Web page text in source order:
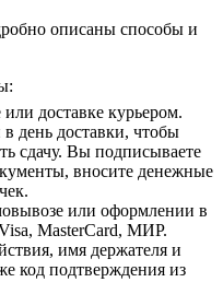
описаны способы и
доставке курьером.
день доставки, чтобы
сдачу. Вы подписываете
вносите денежные
или оформлении в
MasterCard, МИР.
имя держателя и
код подтверждения из